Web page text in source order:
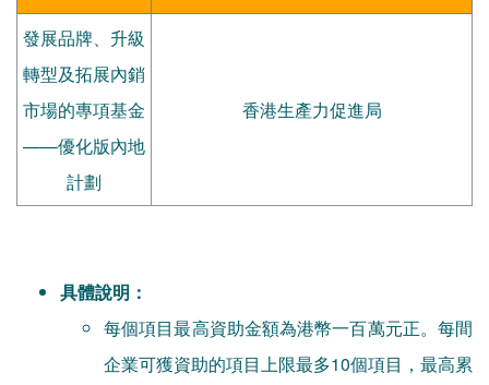
發展品牌、升級
轉型及拓展內銷
市場的專項基金
——優化版內地
計劃
香港生產力促進局
具體說明：
每個項目最高資助金額為港幣一百萬元正。每間
企業可獲資助的項目上限最多10個項目，最高累